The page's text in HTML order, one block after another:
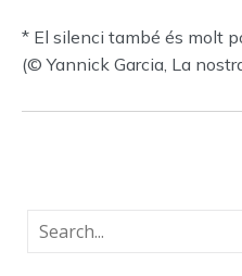
* El silenci també és molt
(© Yannick Garcia, La